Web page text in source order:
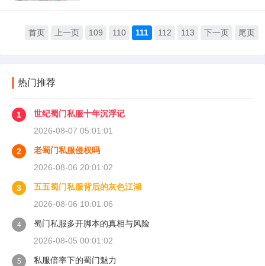
首页 上一页 109 110 111 112 113 下一页 尾页
热门推荐
1
世纪蜀门私服十年沉浮记
2026-08-07 05:01:01
2
老蜀门私服侵权吗
2026-08-06 20:01:02
3
五五蜀门私服背后的灰色江湖
2026-08-06 10:01:06
4
蜀门私服多开脚本的真相与风险
2026-08-05 00:01:02
5
私服倍率下的蜀门魅力